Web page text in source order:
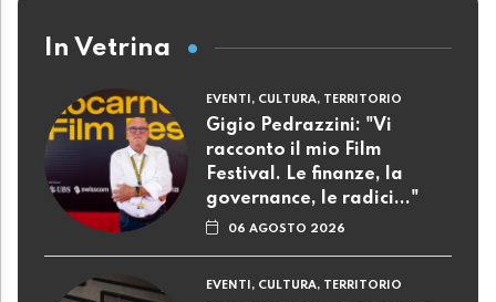
In Vetrina
EVENTI, CULTURA, TERRITORIO
Gigio Pedrazzini: "Vi
racconto il mio Film
Festival. Le finanze, la
governance, le radici..."
06 AGOSTO 2026
EVENTI, CULTURA, TERRITORIO